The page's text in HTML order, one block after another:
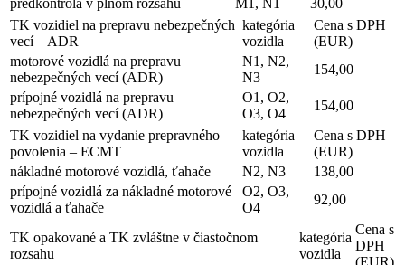
predkontrola v plnom rozsahu M1, N1
30,00
TK vozidiel na prepravu nebezpečných
vecí – ADR
kategória
vozidla
Cena s DPH
(EUR)
motorové vozidlá na prepravu
nebezpečných vecí (ADR)
N1, N2,
N3
154,00
prípojné vozidlá na prepravu
nebezpečných vecí (ADR)
O1, O2,
O3, O4
154,00
TK vozidiel na vydanie prepravného
povolenia – ECMT
kategória
vozidla
Cena s DPH
(EUR)
nákladné motorové vozidlá, ťahače
N2, N3
138,00
prípojné vozidlá za nákladné motorové
vozidlá a ťahače
O2, O3,
O4
92,00
TK opakované a TK zvláštne v čiastočnom
rozsahu
kategória
vozidla
Cena s
DPH